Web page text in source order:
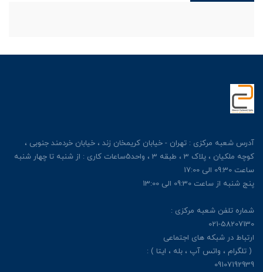
آدرس شعبه مرکزی : تهران - خیابان کریمخان زند ، خیابان خردمند جنوبی ،
کوچه ملکیان ، پلاک 3 ، طبقه 3 ، واحد5ساعات کاری : از شنبه تا چهار شنبه
ساعت 09:30 الی 17:00
پنج شنبه از ساعت 09:30 الی 13:00
شماره تلفن شعبه مرکزی :
021-58207130
ارتباط در شبکه های اجتماعی
( تلگرام ، واتس آپ ، بله ، ایتا ) :
09107192939